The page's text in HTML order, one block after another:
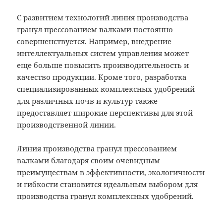
С развитием технологий линия производства
гранул прессованием валками постоянно
совершенствуется. Например, внедрение
интеллектуальных систем управления может
еще больше повысить производительность и
качество продукции. Кроме того, разработка
специализированных комплексных удобрений
для различных почв и культур также
предоставляет широкие перспективы для этой
производственной линии.
Линия производства гранул прессованием
валками благодаря своим очевидным
преимуществам в эффективности, экологичности
и гибкости становится идеальным выбором для
производства гранул комплексных удобрений.